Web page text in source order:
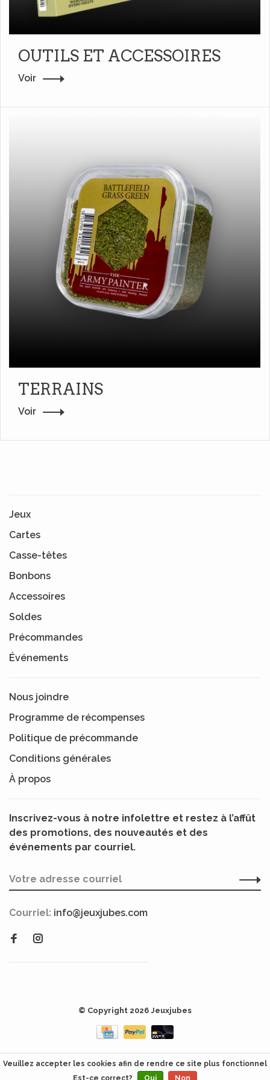
OUTILS ET ACCESSOIRES
Voir
TERRAINS
Voir
Jeux
Cartes
Casse-têtes
Bonbons
Accessoires
Soldes
Précommandes
Événements
Nous joindre
Programme de récompenses
Politique de précommande
Conditions générales
À propos
Inscrivez-vous à notre infolettre et restez à l’affût
des promotions, des nouveautés et des
événements par courriel.
Courriel: info@jeuxjubes.com
© Copyright 2026 Jeuxjubes
Veuillez accepter les cookies afin de rendre ce site plus fonctionnel
Est-ce correct?
Oui Non